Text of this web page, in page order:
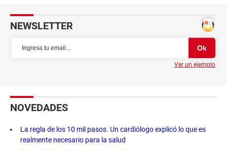
NEWSLETTER
Ver un ejemplo
NOVEDADES
La regla de los 10 mil pasos. Un cardiólogo explicó lo que es
realmente necesario para la salud